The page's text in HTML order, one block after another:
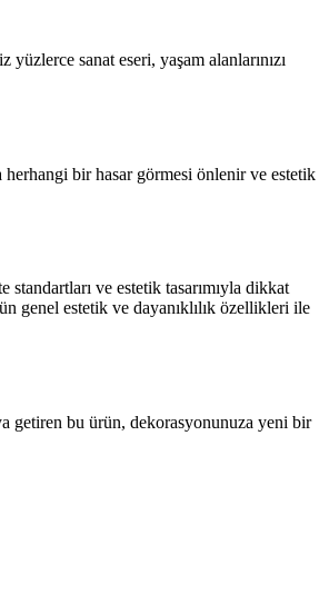
sanat eseri, yaşam alanlarınızı
herhangi bir hasar görmesi önlenir ve estetik
ve estetik tasarımıyla dikkat
genel estetik ve dayanıklılık özellikleri ile
getiren bu ürün, dekorasyonunuza yeni bir